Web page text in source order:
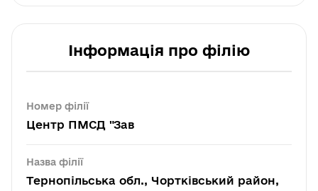
Інформація про філію
Номер філії
Центр ПМСД "Зав
Назва філії
Тернопільська обл., Чортківський район,